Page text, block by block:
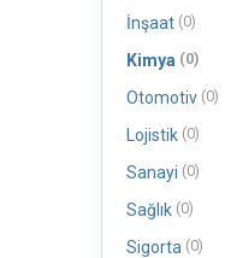
İnşaat (0)
Kimya (0)
Otomotiv (0)
Lojistik (0)
Sanayi (0)
Sağlık (0)
Sigorta (0)